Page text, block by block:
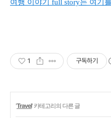
여행 이야기 full story는 여기를
1 구독하기
'Travel' 카테고리의 다른 글